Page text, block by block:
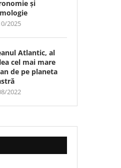
și
2025
Atlantic, al
cel mai mare
de pe planeta
2022